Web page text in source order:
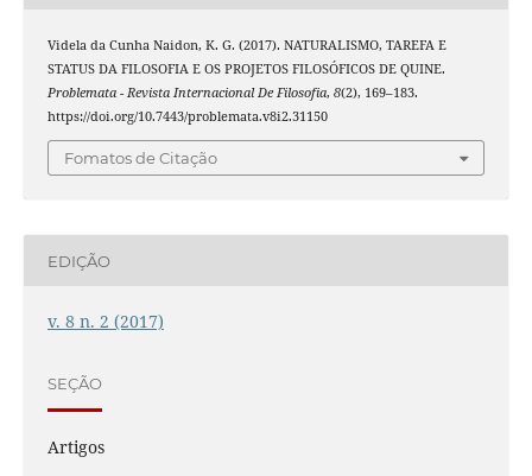
Videla da Cunha Naidon, K. G. (2017). NATURALISMO, TAREFA E
STATUS DA FILOSOFIA E OS PROJETOS FILOSÓFICOS DE QUINE.
Problemata - Revista Internacional De Filosofia, 8(2), 169–183.
https://doi.org/10.7443/problemata.v8i2.31150
Fomatos de Citação
EDIÇÃO
v. 8 n. 2 (2017)
SEÇÃO
Artigos